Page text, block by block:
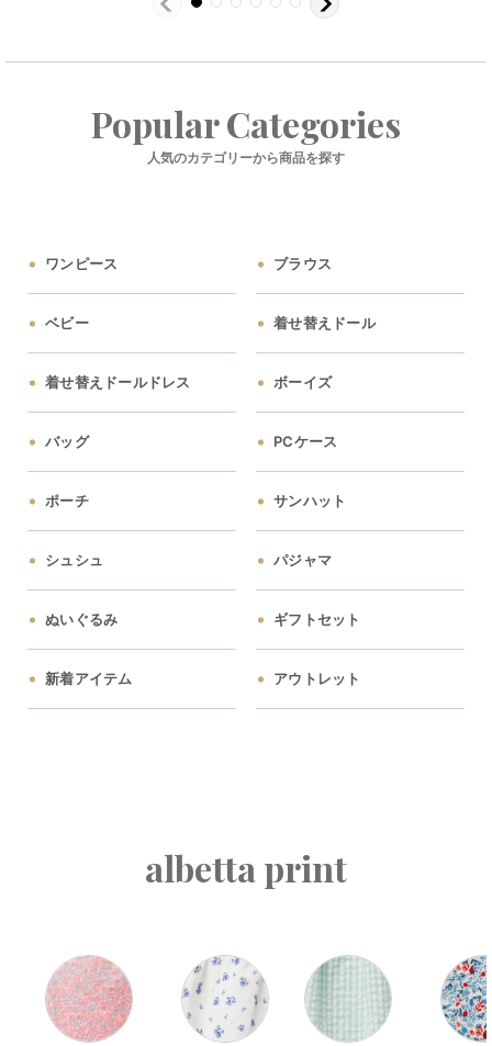
Popular Categories
人気のカテゴリーから商品を探す
ワンピース ブラウス
ベビー 着せ替えドール
着せ替えドールドレス ボーイズ
バッグ PCケース
ポーチ サンハット
シュシュ パジャマ
ぬいぐるみ ギフトセット
新着アイテム アウトレット
albetta print